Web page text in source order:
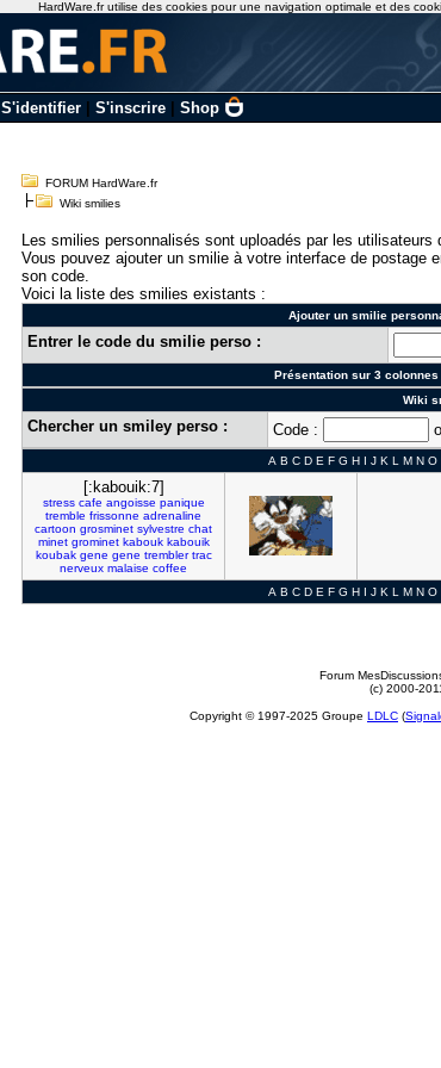
S'identifier| S'inscrire| Shop
FORUM HardWare.fr
Wiki smilies
Les smilies personnalisés sont uploadés par les utilisateurs
Vous pouvez ajouter un smilie à votre interface de postage
son code.
Voici la liste des smilies existants :
Ajouter un smilie
Entrer le code du smilie perso :
Présentation sur 3 colonnes
Wiki
Chercher un smiley perso : Code :
A B C D E F G H I J K L M N O
[:kabouik:7]
stress cafe angoisse panique
tremble frissonne adrenaline
cartoon grosminet sylvestre chat
minet grominet kabouk kabouik
koubak gene gene trembler trac
nerveux malaise coffee
A B C D E F G H I J K L M N O
Forum
(c) 2000-
Copyright © 1997-2025 Groupe LDLC (
HardWare.fr utilise des cookies pour une navigation optimale et des